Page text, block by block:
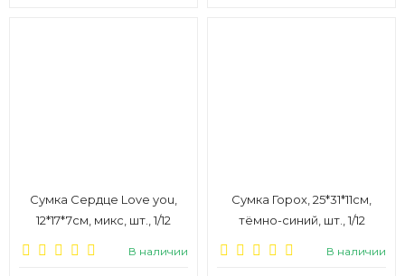
Сумка Сердце Love you,
12*17*7см, микс, шт., 1/12
В наличии
Сумка Горох, 25*31*11см,
тёмно-синий, шт., 1/12
В наличии